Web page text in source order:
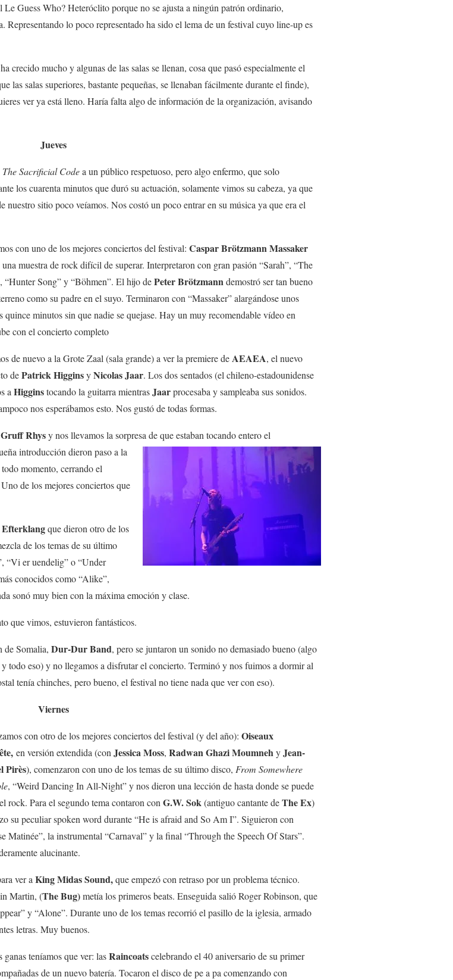
Le Guess Who? Heteróclito porque no se ajusta a ningún patrón ordinario,
lo poco representado ha sido el lema de un festival cuyo line-up es
crecido mucho y algunas de las salas se llenan, cosa que pasó especialmente el
las salas superiores, bastante pequeñas, se llenaban fácilmente durante el finde),
ver ya está lleno. Haría falta algo de información de la organización, avisando
Jueves
The Sacrificial Codea un público respetuoso, pero algo enfermo, que solo
los cuarenta minutos que duró su actuación, solamente vimos su cabeza, ya que
nuestro sitio poco veíamos. Nos costó un poco entrar en su música ya que era el
con uno de los mejores conciertos del festival: Caspar Brötzmann Massaker
muestra de rock difícil de superar. Interpretaron con gran pasión “Sarah”, “The
“Hunter Song” y “Böhmen”. El hijo dePeter Brötzmanndemostró ser tan bueno
como su padre en el suyo. Terminaron con “Massaker” alargándose unos
quince minutos sin que nadie se quejase. Hay un muy recomendable vídeo en
con el concierto completo
de nuevo a la Grote Zaal (sala grande) a ver la premiere deAEAEA, el nuevo
dePatrick HigginsyNicolas Jaar. Los dos sentados (el chileno-estadounidense
a Higginstocando la guitarra mientrasJaarprocesaba y sampleaba sus sonidos.
nos esperábamos esto. Nos gustó de todas formas.
Gruff Rhysy nos llevamos la sorpresa de queestaban tocando entero el
introducción dieron paso a la
momento, cerrando el
de los mejores conciertos que
Efterklangque dieron otro de los
de los temas de su último
“Vi er uendelig” o “Under
conocidos como “Alike”,
sonó muy bien con la máxima emoción y clase.
que vimos, estuvieron fantásticos.
de Somalia, Dur-Dur Band, pero se juntaron un sonido no demasiado bueno (algo
todo eso) y no llegamos a disfrutar el concierto. Terminó y nos fuimos a dormir al
tenía chinches, pero bueno, el festival no tiene nada que ver con eso).
Viernes
con otro de los mejores conciertos del festival (y del año): Oiseaux
en versión extendida (con Jessica Moss, Radwan Ghazi MoumnehyJean-
Pirès), comenzaron con uno de los temas de su último disco, From Somewhere
, “Weird Dancing In All-Night” y nos dieron una lección de hasta donde se puede
rock. Para el segundo tema contaron con G.W. Sok(antiguo cantante deThe Ex)
su peculiar spoken word durante “He is afraid and So Am I”. Siguieron con
Matinée”, la instrumental “Carnaval” y la final “Through the Speech Of Stars”.
alucinante.
ver a King Midas Sound,que empezó con retraso por un problema técnico.
Martin, (The Bug)metía los primeros beats. Enseguida salió Roger Robinson, que
y “Alone”. Durante uno de los temas recorrió el pasillo de la iglesia, armado
letras. Muy buenos.
teníamos que ver: lasRaincoatscelebrando el 40 aniversario de su primer
de un nuevo batería. Tocaron el disco de pe a pa comenzando con